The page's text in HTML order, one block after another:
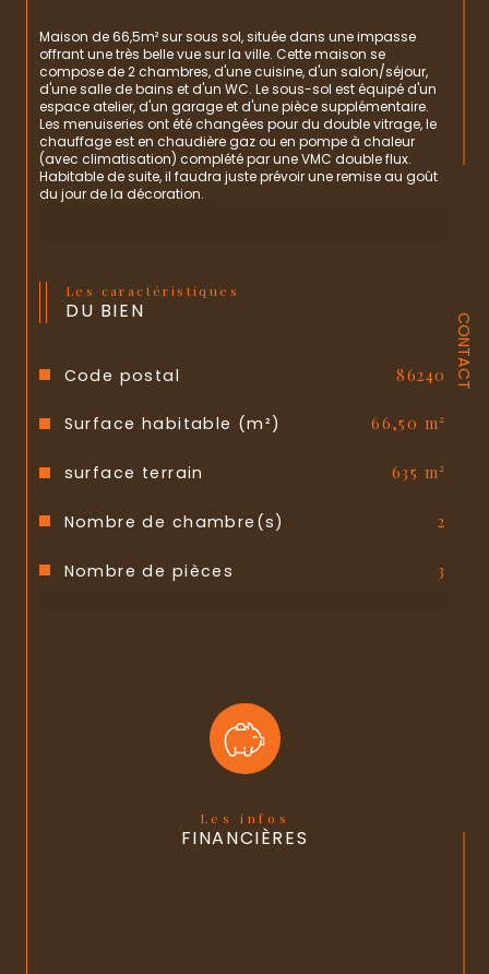
CONTACT
Maison de 66,5m² sur sous sol, située dans une impasse
offrant une très belle vue sur la ville. Cette maison se
compose de 2 chambres, d'une cuisine, d'un salon/séjour,
d'une salle de bains et d'un WC. Le sous-sol est équipé d'un
espace atelier, d'un garage et d'une pièce supplémentaire.
Les menuiseries ont été changées pour du double vitrage, le
chauffage est en chaudière gaz ou en pompe à chaleur
(avec climatisation) complété par une VMC double flux.
Habitable de suite, il faudra juste prévoir une remise au goût
du jour de la décoration.
Les caractéristiques
DU BIEN
Code postal 86240
Surface habitable (m²) 66,50 m²
surface terrain 635 m²
Nombre de chambre(s) 2
Nombre de pièces 3
Mode de chauffage Gaz, Pompe à chaleur
Type de chauffage Chaudière, Radiateur
Les infos
FINANCIÈRES